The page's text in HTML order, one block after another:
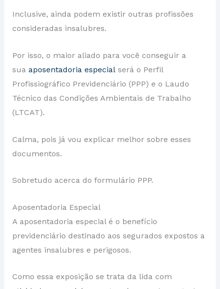
Inclusive, ainda podem existir outras profissões
consideradas insalubres.
Por isso, o maior aliado para você conseguir a
sua aposentadoria especialserá o Perfil
Profissiográfico Previdenciário (PPP) e o Laudo
Técnico das Condições Ambientais de Trabalho
(LTCAT).
Calma, pois já vou explicar melhor sobre esses
documentos.
Sobretudo acerca do formulário PPP.
Aposentadoria Especial
A aposentadoria especial é o benefício
previdenciário destinado aos segurados expostos a
agentes insalubres e perigosos.
Como essa exposição se trata da lida com